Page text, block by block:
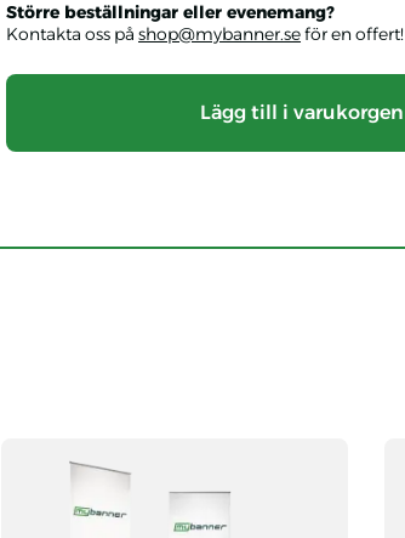
Större beställningar eller evenemang?
Kontakta oss påshop@mybanner.seför en offert!
Lägg till i varukorgen